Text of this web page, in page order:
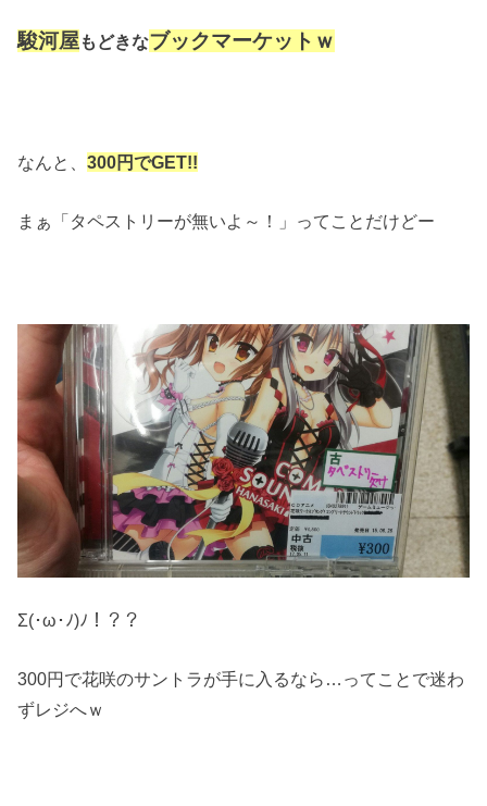
駿河屋もどきなブックマーケットｗ
なんと、300円でGET!!
まぁ「タペストリーが無いよ～！」ってことだけどー
Σ(･ω･ﾉ)ﾉ！？？
300円で花咲のサントラが手に入るなら…ってことで迷わ
ずレジへｗ